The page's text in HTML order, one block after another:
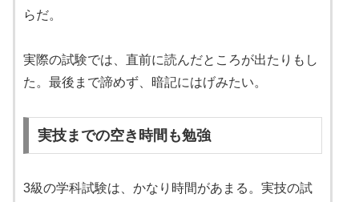
らだ。
実際の試験では、直前に読んだところが出たりもし
た。最後まで諦めず、暗記にはげみたい。
実技までの空き時間も勉強
3級の学科試験は、かなり時間があまる。実技の試